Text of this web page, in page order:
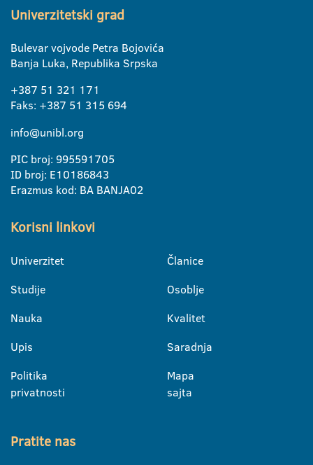
Univerzitetski grad
Bulevar vojvode Petra Bojovića
Banja Luka, Republika Srpska
+387 51 321 171
Faks: +387 51 315 694
info@unibl.org
PIC broj: 995591705
ID broj: E10186843
Erazmus kod: BA BANJA02
Korisni linkovi
Univerzitet
Studije
Nauka
Upis
Politika
privatnosti
Članice
Osoblje
Kvalitet
Saradnja
Mapa
sajta
Pratite nas